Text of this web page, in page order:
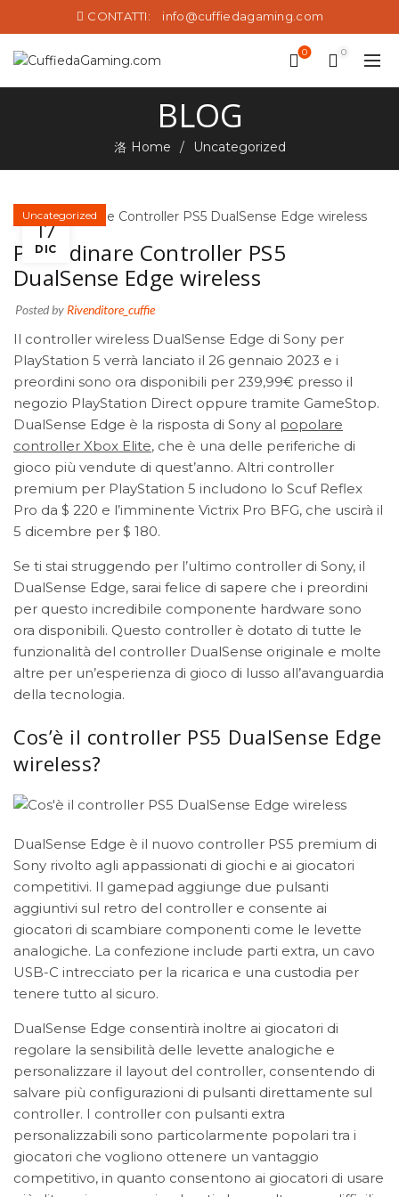
CONTATTI: info@cuffiedagaming.com
0 0
BLOG
Home Uncategorized
17
DIC
Uncategorized
Preordinare Controller PS5
DualSense Edge wireless
Posted by Rivenditore_cuffie
Il controller wireless DualSense Edge di Sony per
PlayStation 5 verrà lanciato il 26 gennaio 2023 e i
preordini sono ora disponibili per 239,99€ presso il
negozio PlayStation Direct oppure tramite GameStop.
DualSense Edge è la risposta di Sony al popolare
controller Xbox Elite, che è una delle periferiche di
gioco più vendute di quest’anno. Altri controller
premium per PlayStation 5 includono lo Scuf Reflex
Pro da $ 220 e l’imminente Victrix Pro BFG, che uscirà il
5 dicembre per $ 180.
Se ti stai struggendo per l’ultimo controller di Sony, il
DualSense Edge, sarai felice di sapere che i preordini
per questo incredibile componente hardware sono
ora disponibili. Questo controller è dotato di tutte le
funzionalità del controller DualSense originale e molte
altre per un’esperienza di gioco di lusso all’avanguardia
della tecnologia.
Cos’è il controller PS5 DualSense Edge
wireless?
DualSense Edge è il nuovo controller PS5 premium di
Sony rivolto agli appassionati di giochi e ai giocatori
competitivi. Il gamepad aggiunge due pulsanti
aggiuntivi sul retro del controller e consente ai
giocatori di scambiare componenti come le levette
analogiche. La confezione include parti extra, un cavo
USB-C intrecciato per la ricarica e una custodia per
tenere tutto al sicuro.
DualSense Edge consentirà inoltre ai giocatori di
regolare la sensibilità delle levette analogiche e
personalizzare il layout del controller, consentendo di
salvare più configurazioni di pulsanti direttamente sul
controller. I controller con pulsanti extra
personalizzabili sono particolarmente popolari tra i
giocatori che vogliono ottenere un vantaggio
competitivo, in quanto consentono ai giocatori di usare